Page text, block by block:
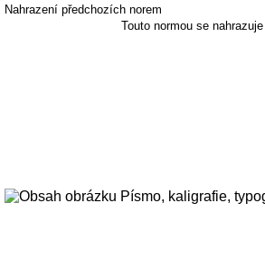
Nahrazení předchozích norem
Touto normou se